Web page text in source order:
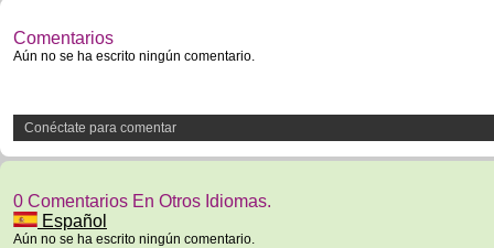
Comentarios
Aún no se ha escrito ningún comentario.
Conéctate para comentar
0 Comentarios En Otros Idiomas.
Español
Aún no se ha escrito ningún comentario.